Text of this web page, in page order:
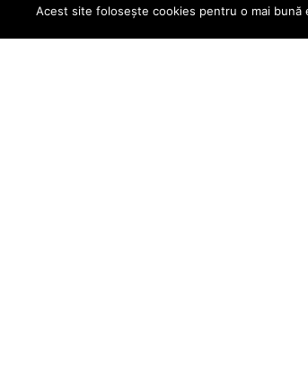
Acest site folosește cookies pentru o mai